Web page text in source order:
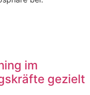
im
gezielt